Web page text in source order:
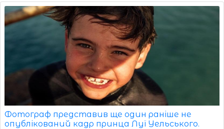
Фотограф представив ще один раніше не
опублікований кадр принца Луї Уельського.